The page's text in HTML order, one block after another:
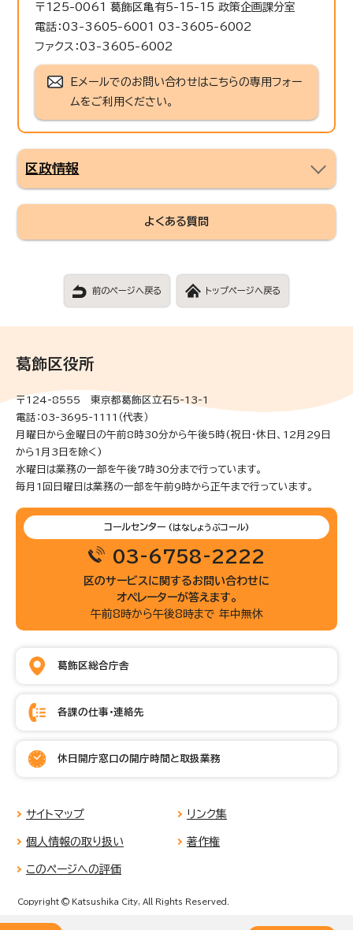
〒125-0061 葛飾区亀有5-15-15 政策企画課分室
電話：03-3605-6001 03-3605-6002
ファクス：03-3605-6002
Eメールでのお問い合わせはこちらの専用フォー
ムをご利用ください。
区政情報
よくある質問
前のページへ戻る トップページへ戻る
葛飾区役所
〒124-8555 東京都葛飾区立石5-13-1
電話：03-3695-1111（代表）
月曜日から金曜日の午前8時30分から午後5時(祝日・休日、12月29日
から1月3日を除く)
水曜日は業務の一部を午後7時30分まで行っています。
毎月1回日曜日は業務の一部を午前9時から正午まで行っています。
コールセンター (はなしょうぶコール)
03-6758-2222
区のサービスに関するお問い合わせに
オペレーターが答えます。
午前8時から午後8時まで 年中無休
葛飾区総合庁舎
各課の仕事・連絡先
休日開庁窓口の開庁時間と取扱業務
サイトマップ リンク集
個人情報の取り扱い 著作権
このページへの評価
Copyright © Katsushika City, All Rights Reserved.